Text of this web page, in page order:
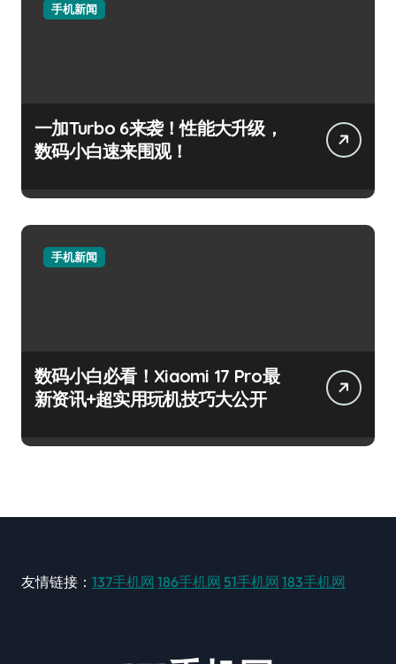
手机新闻
一加Turbo 6来袭！性能大升级，
数码小白速来围观！
手机新闻
数码小白必看！Xiaomi 17 Pro最
新资讯+超实用玩机技巧大公开
友情链接： 137手机网 186手机网 51手机网 183手机网